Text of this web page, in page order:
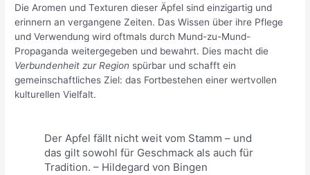
Die Aromen und Texturen dieser Äpfel sind einzigartig und
erinnern an vergangene Zeiten. Das Wissen über ihre Pflege
und Verwendung wird oftmals durch Mund-zu-Mund-
Propaganda weitergegeben und bewahrt. Dies macht die
Verbundenheit zur Region spürbar und schafft ein
gemeinschaftliches Ziel: das Fortbestehen einer wertvollen
kulturellen Vielfalt.
Der Apfel fällt nicht weit vom Stamm – und
das gilt sowohl für Geschmack als auch für
Tradition. – Hildegard von Bingen